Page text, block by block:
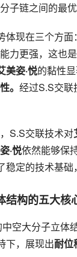
子链之间的最优
现在三个方面：
力更强，这也是
美姿·悦的黏性
。 经过S.S交联
S.S交联技术对
·悦依然能够保
定的技术基础
结构的五大核
空大分子立体
下，展现出耐位